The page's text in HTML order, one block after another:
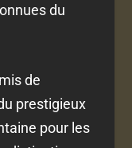
du
de
prestigieux
pour les